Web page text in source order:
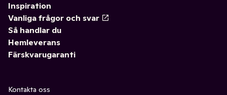
Inspiration
Vanliga frågor och svar
Så handlar du
Hemleverans
Färskvarugaranti
Kontakta oss